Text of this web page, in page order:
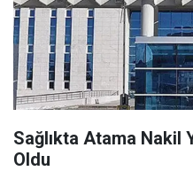
Sağlıkta Atama Nakil
Oldu